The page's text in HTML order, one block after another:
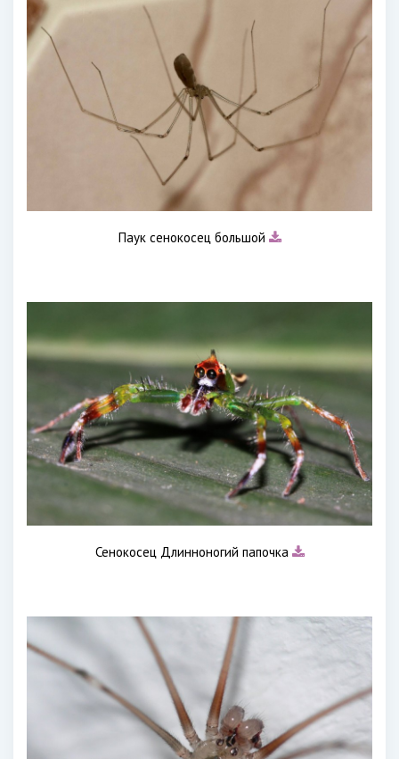
Паук сенокосец большой
Сенокосец Длинноногий папочка